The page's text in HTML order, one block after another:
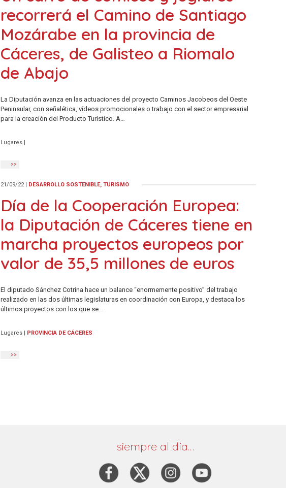
recorrerá el Camino de Santiago
Mozárabe en la provincia de
Cáceres, de Galisteo a Riomalo
de Abajo
La Diputación avanza en las actuaciones del proyecto Caminos Jacobeos del Oeste
Peninsular, con señalética, vídeos promocionales o trabajo con el sector empresarial
para la creación del Producto Turístico. A…
Lugares
>>
21/09/22 | DESARROLLO SOSTENIBLE, TURISMO
Día de la Cooperación Europea:
la Diputación de Cáceres tiene en
marcha proyectos europeos por
valor de 35,5 millones de euros
El diputado Sánchez Cotrina hace un balance “enormemente positivo” del trabajo
realizado en las dos últimas legislaturas en coordinación con Europa, y destaca los
últimos proyectos con los que se…
Lugares PROVINCIA DE CÁCERES
>>
siempre al día…